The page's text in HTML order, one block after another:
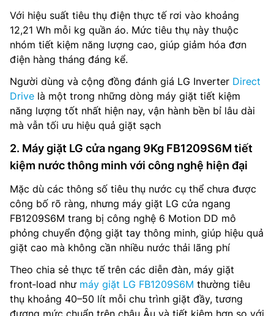
Với hiệu suất tiêu thụ điện thực tế rơi vào khoảng
12,21 Wh mỗi kg quần áo. Mức tiêu thụ này thuộc
nhóm tiết kiệm năng lượng cao, giúp giảm hóa đơn
điện hàng tháng đáng kể.
Người dùng và cộng đồng đánh giá LG Inverter Direct
Drive là một trong những dòng máy giặt tiết kiệm
năng lượng tốt nhất hiện nay, vận hành bền bỉ lâu dài
mà vẫn tối ưu hiệu quả giặt sạch
2. Máy giặt LG cửa ngang 9Kg FB1209S6M tiết
kiệm nước thông minh với công nghệ hiện đại
Mặc dù các thông số tiêu thụ nước cụ thể chưa được
công bố rõ ràng, nhưng máy giặt LG cửa ngang
FB1209S6M trang bị công nghệ 6 Motion DD mô
phỏng chuyển động giặt tay thông minh, giúp hiệu quả
giặt cao mà không cần nhiều nước thải lãng phí
Theo chia sẻ thực tế trên các diễn đàn, máy giặt
front‑load như máy giặt LG FB1209S6M thường tiêu
thụ khoảng 40–50 lít mỗi chu trình giặt đầy, tương
đương mức chuẩn trên châu Âu và tiết kiệm hơn so với